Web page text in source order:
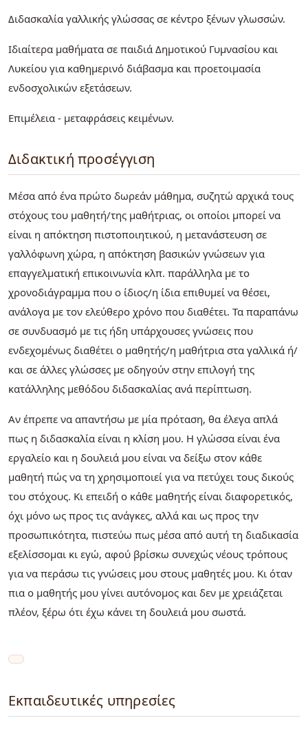
Διδασκαλία γαλλικής γλώσσας σε κέντρο ξένων γλωσσών.
Ιδιαίτερα μαθήματα σε παιδιά Δημοτικού Γυμνασίου και
Λυκείου για καθημερινό διάβασμα και προετοιμασία
ενδοσχολικών εξετάσεων.
Επιμέλεια - μεταφράσεις κειμένων.
Διδακτική προσέγγιση
Μέσα από ένα πρώτο δωρεάν μάθημα, συζητώ αρχικά τους
στόχους του μαθητή/της μαθήτριας, οι οποίοι μπορεί να
είναι η απόκτηση πιστοποιητικού, η μετανάστευση σε
γαλλόφωνη χώρα, η απόκτηση βασικών γνώσεων για
επαγγελματική επικοινωνία κλπ. παράλληλα με το
χρονοδιάγραμμα που ο ίδιος/η ίδια επιθυμεί να θέσει,
ανάλογα με τον ελεύθερο χρόνο που διαθέτει. Τα παραπάνω
σε συνδυασμό με τις ήδη υπάρχουσες γνώσεις που
ενδεχομένως διαθέτει ο μαθητής/η μαθήτρια στα γαλλικά ή/
και σε άλλες γλώσσες με οδηγούν στην επιλογή της
κατάλληλης μεθόδου διδασκαλίας ανά περίπτωση.
Αν έπρεπε να απαντήσω με μία πρόταση, θα έλεγα απλά
πως η διδασκαλία είναι η κλίση μου. Η γλώσσα είναι ένα
εργαλείο και η δουλειά μου είναι να δείξω στον κάθε
μαθητή πώς να τη χρησιμοποιεί για να πετύχει τους δικούς
του στόχους. Κι επειδή ο κάθε μαθητής είναι διαφορετικός,
όχι μόνο ως προς τις ανάγκες, αλλά και ως προς την
προσωπικότητα, πιστεύω πως μέσα από αυτή τη διαδικασία
εξελίσσομαι κι εγώ, αφού βρίσκω συνεχώς νέους τρόπους
για να περάσω τις γνώσεις μου στους μαθητές μου. Κι όταν
πια ο μαθητής μου γίνει αυτόνομος και δεν με χρειάζεται
πλέον, ξέρω ότι έχω κάνει τη δουλειά μου σωστά.
Εκπαιδευτικές υπηρεσίες